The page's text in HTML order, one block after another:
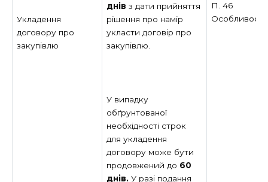
Укладення
договору про
закупівлю
днів з дати прийняття
рішення про намір
укласти договір про
закупівлю.
У випадку
обґрунтованої
необхідності строк
для укладення
договору може бути
продовжений до 60
днів.У разі подання
П. 46